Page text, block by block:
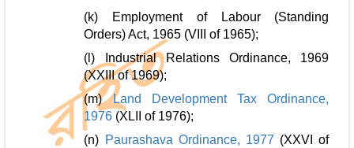
(k) Employment of Labour (Standing
Orders) Act, 1965 (VIII of 1965);
(l) Industrial Relations Ordinance, 1969
(XXIII of 1969);
(m)Land Development Tax Ordinance,
1976 (XLII of 1976);
(n) Paurashava Ordinance, 1977 (XXVI of